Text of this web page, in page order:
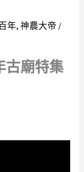
年,神農大帝 /
古廟特集